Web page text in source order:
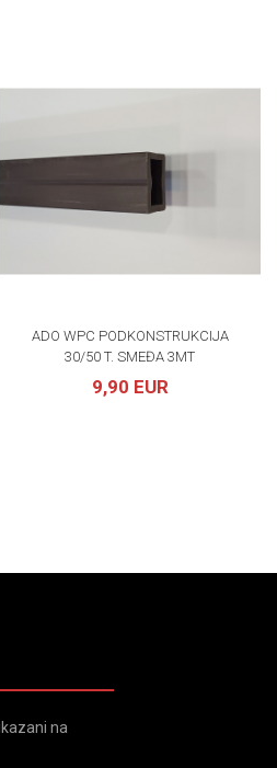
ADO WPC PODKONSTRUKCIJA
30/50 T. SMEĐA 3MT
9,90 EUR
na